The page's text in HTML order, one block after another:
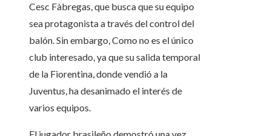
Cesc Fàbregas, que busca que su equipo
sea protagonista a través del control del
balón. Sin embargo, Como no es el único
club interesado, ya que su salida temporal
de la Fiorentina, donde vendió a la
Juventus, ha desanimado el interés de
varios equipos.